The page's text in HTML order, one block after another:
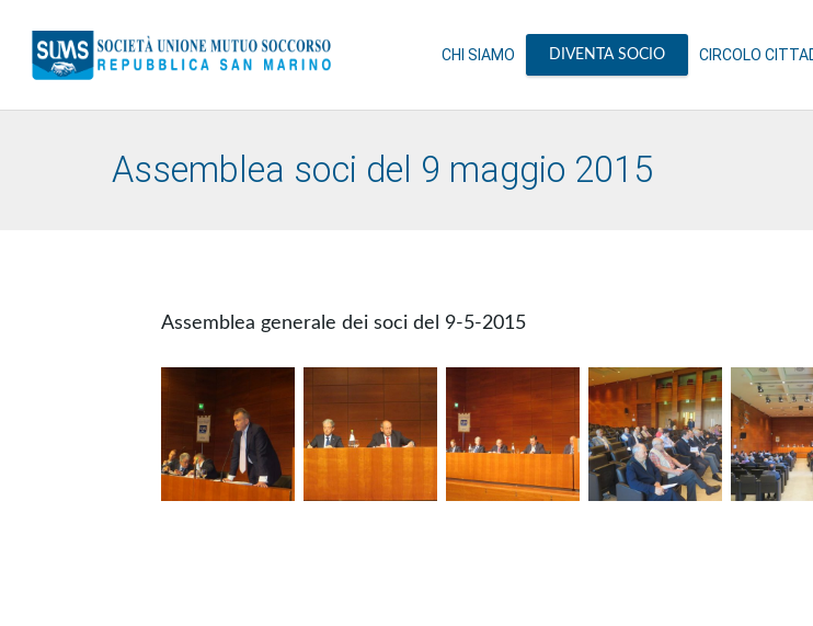
CHI SIAMO DIVENTA SOCIO CIRCOLO
Assemblea soci del 9 maggio 2015
Assemblea generale dei soci del 9-5-2015